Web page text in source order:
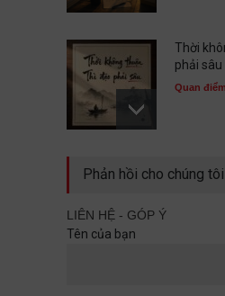
Thời
phải sâu
Quan điểm
Sau
cùng
Phản hồi cho chúng tôi
LIÊN HỆ - GÓP Ý
Tên của bạn